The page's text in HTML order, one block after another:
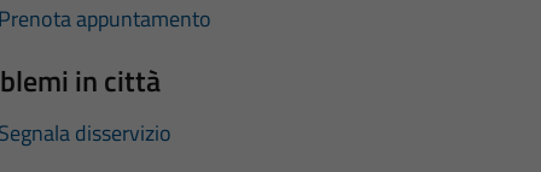
Prenota appuntamento
in città
Segnala disservizio